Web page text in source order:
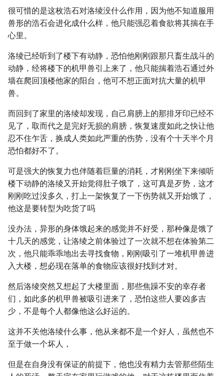
很可惜的是这枚浩石对洛绫没什么作用，因为他不知道服用
兽形的浩石会进化成什么样，他只能强忍着食欲将其揣在手
心里。
洛绫已经听到了楼下有动静，恐怕他刚刚跟那只畜生战斗的
动静，经将楼下的机甲兽引上来了，他只能揣着浩石通过外
墙在爬回顶楼他家的阳台，他可不想正面对抗大量的机甲
兽。
而回到了家里的洛绫却发现，自己肩膀上的那排牙印已经不
见了，取而代之是完好无损的肩膀，恢复速度如此之快让他
忍不住乍舌，换成人类如此严重的伤势，没有个十天半个月
恐怕都好不了。
可是强大的恢复力也伴随着巨量的消耗，才刚刚坐下来倾听
楼下动静的洛绫又开始觉得肚子饿了，这可真是歹势，这才
刚刚吃过没多久，打上一架恢复了一下伤势就又开始饿了，
他这是要转型为吃货了吗
没办法，异形的身体饿起来的感觉并不好受，那种像是饿了
十几天的感觉，让洛绫之前体验过了一次就不想在体验第二
次，他只能乖乖地出去寻找食物，刚刚吸引了一堆机甲兽进
入大楼，想必现在落单的食物应该很好找到才对。
然后洛绫突然又想起了大楼里面，那些焦躁不安的幸存者
们，如此多的机甲兽被吸引进来了，恐怕这些人要凶多吉
少，不是每个人都像他这么好运的。
这并不关他洛绫什么事，他从来都不是一个好人，虽然也不
至于做一个坏人，
但是在自身没有保证的前提下，他也没有精力去管那些陌生